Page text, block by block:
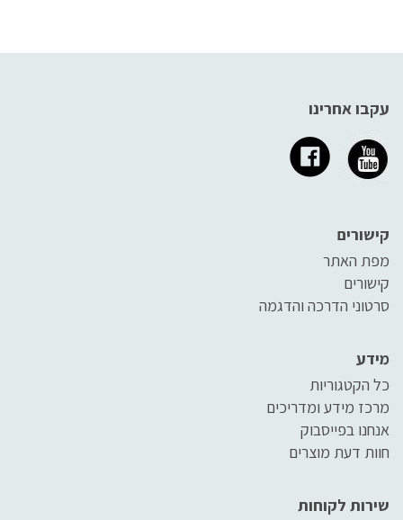
עקבו אחרינו
קישורים
מפת האתר
קישורים
סרטוני הדרכה והדגמה
מידע
כל הקטגוריות
מרכז מידע ומדריכים
אנחנו בפייסבוק
חוות דעת מוצרים
שירות לקוחות